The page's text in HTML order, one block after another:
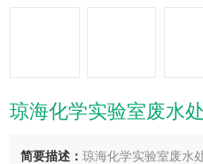
琼海化学实验室废水
简要描述：琼海化学实验室废水